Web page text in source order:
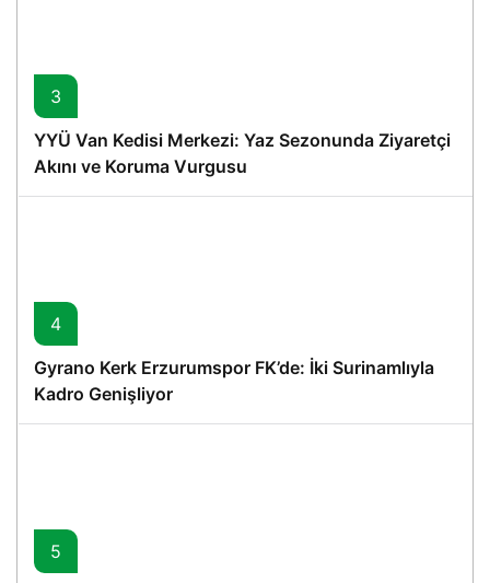
3
YYÜ Van Kedisi Merkezi: Yaz Sezonunda Ziyaretçi
Akını ve Koruma Vurgusu
4
Gyrano Kerk Erzurumspor FK’de: İki Surinamlıyla
Kadro Genişliyor
5